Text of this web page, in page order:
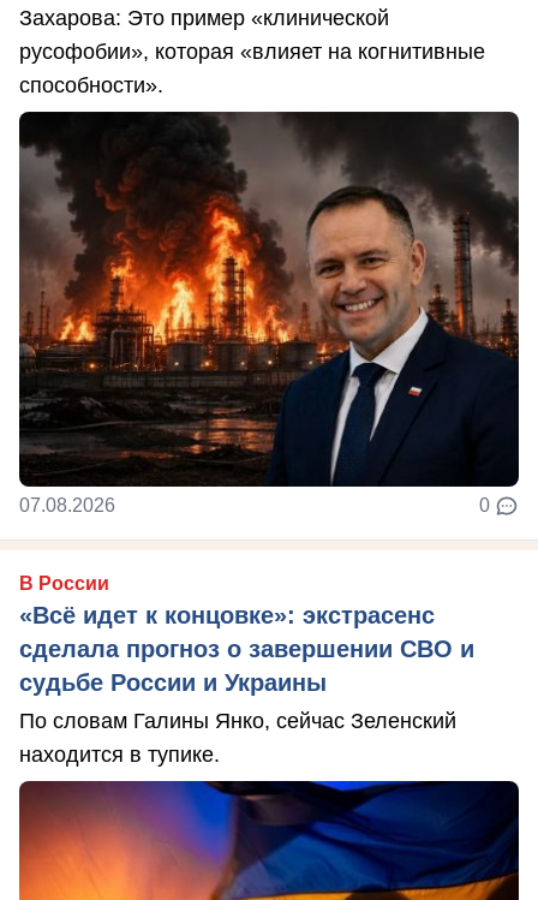
Захарова: Это пример «клинической
русофобии», которая «влияет на когнитивные
способности».
07.08.2026 0
В России
«Всё идет к концовке»: экстрасенс
сделала прогноз о завершении СВО и
судьбе России и Украины
По словам Галины Янко, сейчас Зеленский
находится в тупике.